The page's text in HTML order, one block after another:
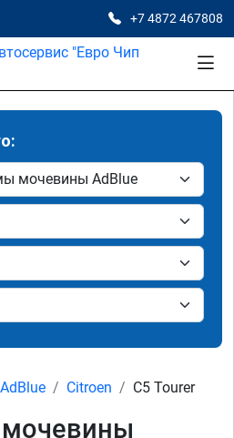
+7 4872 467808
Citroen C5 Tourer